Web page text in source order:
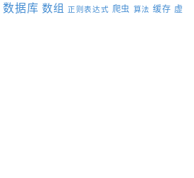
数据库 数组 正则表达式 爬虫 算法 缓存 虚